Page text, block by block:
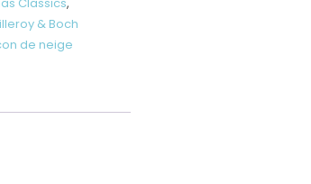
& Boch
de neige